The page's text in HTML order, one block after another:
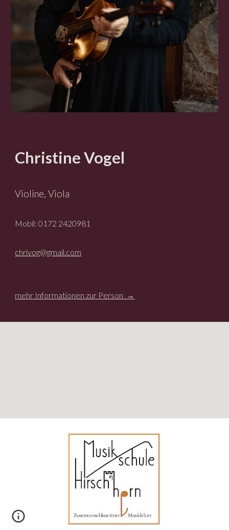
Christine Vogel
Violine, Viola
Mobil: 0172 2420981
chrivog@gmail.com
mehr Informationen zur Person →